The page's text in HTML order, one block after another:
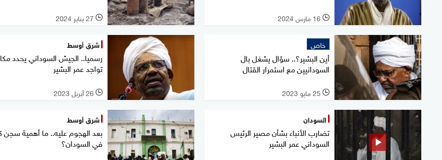
l 16 مارس 2024 l 27 يناير 2024
خاص
أين البشير؟.. سؤال يشغل بال
السودانيين مع استمرار القتال
l 25 مايو 2023
شرق أوسط
رسميا.. الجيش السوداني يحدد
تواجد عمر البشير
l 26 أبريل 2023
السودان
تضارب الأنباء بشأن مصير الرئيس
السوداني عمر البشير
شرق أوسط
بعد الهجوم عليه.. ما أهمية سجن
في السودان؟